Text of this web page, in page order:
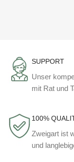
SUPPORT
Unser
mit Rat und
100%
Zweigart ist
und